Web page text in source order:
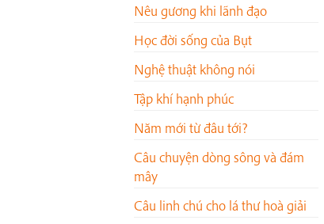
Nêu gương khi lãnh đạo
Học đời sống của Bụt
Nghệ thuật không nói
Tập khí hạnh phúc
Năm mới từ đâu tới?
Câu chuyện dòng sông và đám
mây
Câu linh chú cho lá thư hoà giải